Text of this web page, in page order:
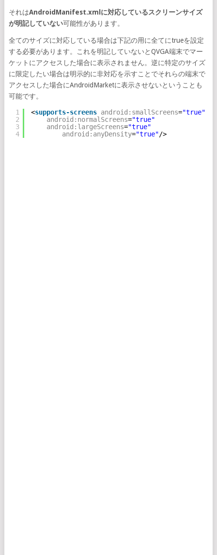
それはAndroidManifest.xmlに対応しているスクリーンサイズ
が明記していない可能性があります。
全てのサイズに対応している場合は下記の用に全てにtrueを設定
する必要があります。これを明記していないとQVGA端末でマー
ケットにアクセスした場合に表示されません。逆に特定のサイズ
に限定したい場合は明示的に非対応を示すことでそれらの端末で
アクセスした場合にAndroidMarketに表示させないということも
可能です。
1
2
3
4
<supports-screens android:smallScreens="true"
android:normalScreens="true"
android:largeScreens="true"
android:anyDensity="true"/>